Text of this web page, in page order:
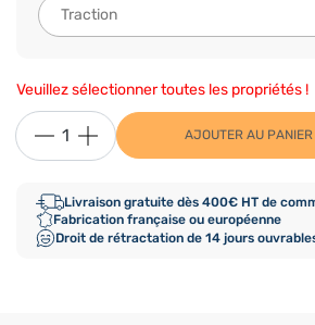
Veuillez sélectionner toutes les propriétés !
AJOUTER AU
Livraison gratuite dès 400€ HT de
Fabrication française ou européenne
Droit de rétractation de 14 jours